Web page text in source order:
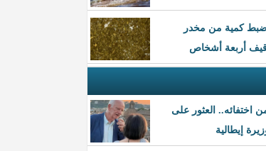
ضبط كمية من مخدر
أربعة أشخاص
من اختفائه.. العثور على
إيطالية